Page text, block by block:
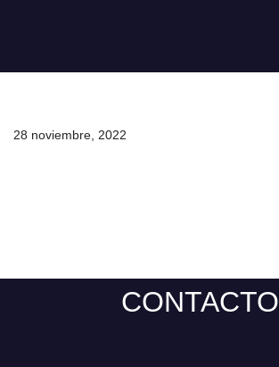
al
28 noviembre, 2022
CONTACTO